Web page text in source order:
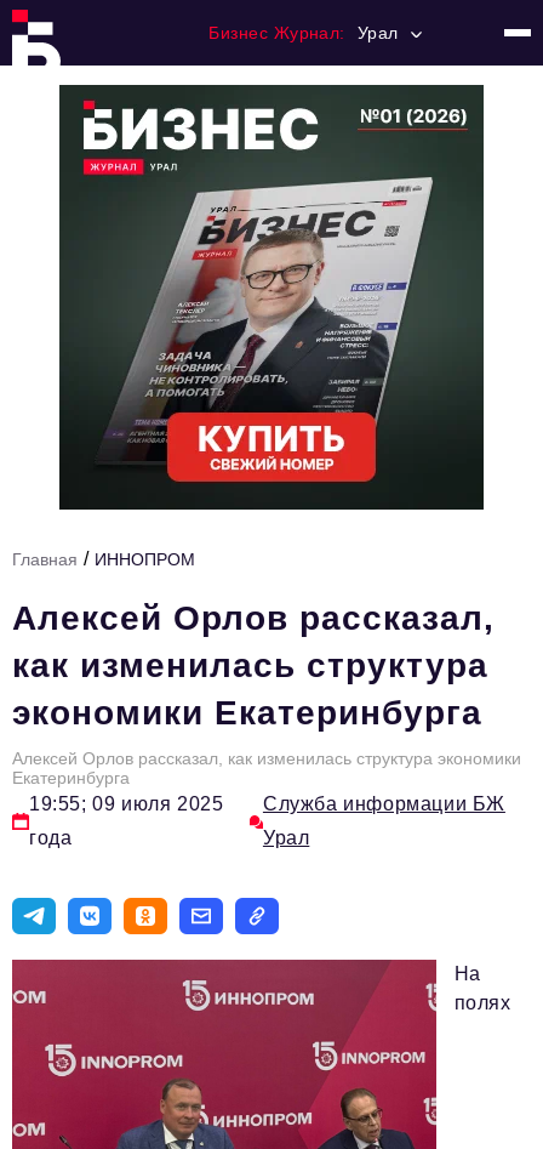
Бизнес Журнал: Урал
Тема номера
Технологии и тренды
Ниши и рынки
Цитаты
Туризм
Новости
Импортозамещение
ИННОПРОМ
Авторские материалы
ТОП-100 влиятельных людей — 2025
Телефон редакции:+7 495 727-01-67
Главная / ИННОПРОМ
Алексей Орлов рассказал,
как изменилась структура
экономики Екатеринбурга
Алексей Орлов рассказал, как изменилась структура экономики
Екатеринбурга
19:55; 09 июля 2025
года
Служба информации БЖ
Урал
На
полях